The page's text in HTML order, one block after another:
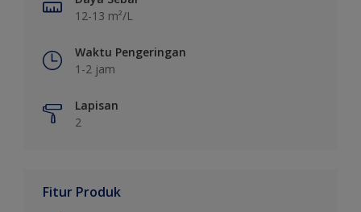
12-13 m²/L
Waktu Pengeringan
1-2 jam
Lapisan
2
Fitur Produk